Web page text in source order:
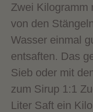
Zwei Kilogramm
von den
Wasser einmal
entsaften. Das
Sieb oder mit
zum Sirup 1:1
Liter Saft ein